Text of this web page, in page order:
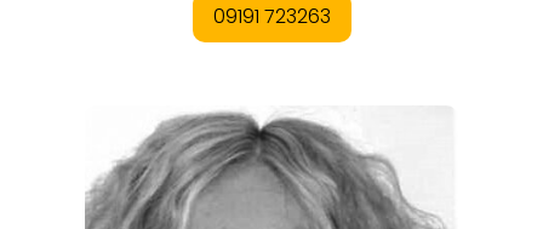
REISEFÜHRER
REISEMAGAZINE